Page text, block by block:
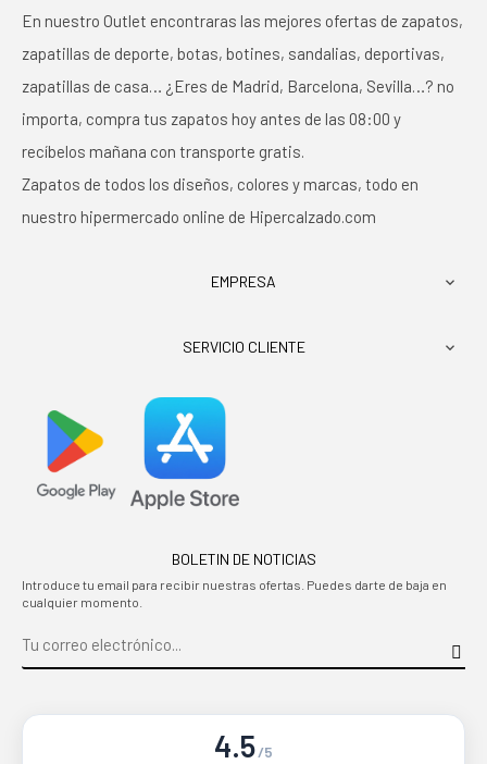
En nuestro Outlet encontraras las mejores ofertas de zapatos,
zapatillas de deporte, botas, botines, sandalias, deportivas,
zapatillas de casa… ¿Eres de Madrid, Barcelona, Sevilla…? no
importa, compra tus zapatos hoy antes de las 08:00 y
recíbelos mañana con transporte gratis.
Zapatos de todos los diseños, colores y marcas, todo en
nuestro hipermercado online de Hipercalzado.com
EMPRESA 
SERVICIO CLIENTE 
BOLETIN DE NOTICIAS
Introduce tu email para recibir nuestras ofertas. Puedes darte de baja en
cualquier momento.
4.5/5